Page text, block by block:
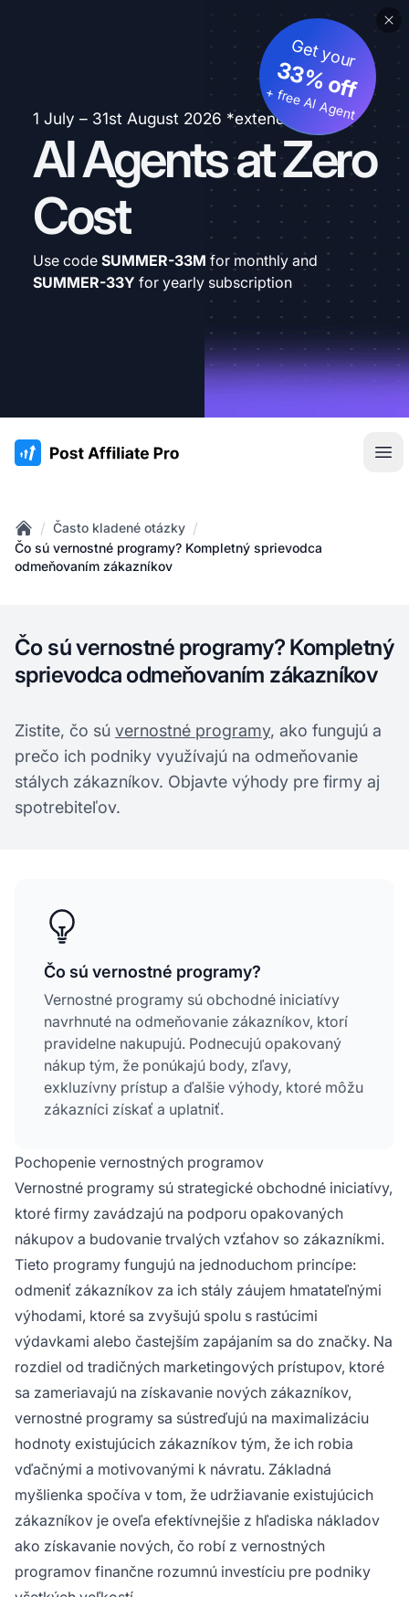
1 July – 31st August 2026 *extended
AI Agents at Zero
Cost
Get your
33% off
+ free AI Agent
Use code SUMMER-33M for monthly and
SUMMER-33Y for yearly subscription
:site.title
Home
/ Často kladené otázky /
Čo sú vernostné programy? Kompletný sprievodca
odmeňovaním zákazníkov
Čo sú vernostné programy? Kompletný
sprievodca odmeňovaním zákazníkov
Zistite, čo sú vernostné programy, ako fungujú a
prečo ich podniky využívajú na odmeňovanie
stálych zákazníkov. Objavte výhody pre firmy aj
spotrebiteľov.
Čo sú vernostné programy?
Vernostné programy sú obchodné iniciatívy
navrhnuté na odmeňovanie zákazníkov, ktorí
pravidelne nakupujú. Podnecujú opakovaný
nákup tým, že ponúkajú body, zľavy,
exkluzívny prístup a ďalšie výhody, ktoré môžu
zákazníci získať a uplatniť.
Pochopenie vernostných programov
Vernostné programy sú strategické obchodné iniciatívy,
ktoré firmy zavádzajú na podporu opakovaných
nákupov a budovanie trvalých vzťahov so zákazníkmi.
Tieto programy fungujú na jednoduchom princípe:
odmeniť zákazníkov za ich stály záujem hmatateľnými
výhodami, ktoré sa zvyšujú spolu s rastúcimi
výdavkami alebo častejším zapájaním sa do značky. Na
rozdiel od tradičných marketingových prístupov, ktoré
sa zameriavajú na získavanie nových zákazníkov,
vernostné programy sa sústreďujú na maximalizáciu
hodnoty existujúcich zákazníkov tým, že ich robia
vďačnými a motivovanými k návratu. Základná
myšlienka spočíva v tom, že udržiavanie existujúcich
zákazníkov je oveľa efektívnejšie z hľadiska nákladov
ako získavanie nových, čo robí z vernostných
programov finančne rozumnú investíciu pre podniky